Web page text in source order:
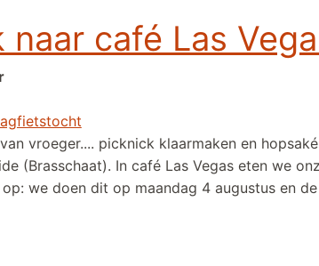
café Las
vroeger.... picknick klaarmaken en
(Brasschaat). In café Las Vegas eten we
op: we doen dit op maandag 4 augustus en